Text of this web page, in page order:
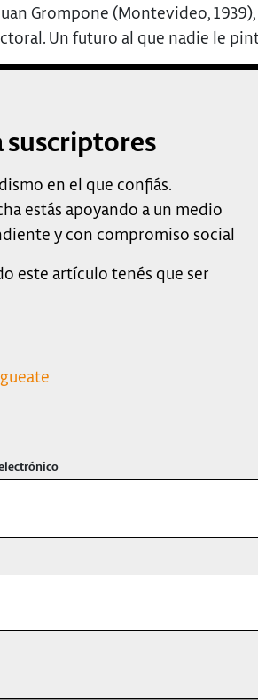
Grompone (Montevideo,
Un futuro al que nadie le
en el que confiás.
estás apoyando a un medio
y con compromiso social
este artículo tenés que ser